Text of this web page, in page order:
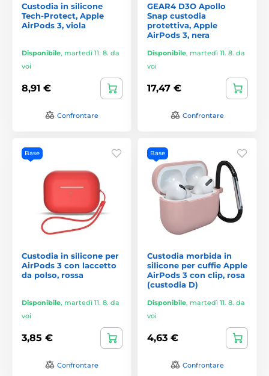
Custodia in silicone
Tech-Protect, Apple
AirPods 3, viola
Disponibile, martedì 11. 8. da
voi
8,91 €
Confrontare
GEAR4 D3O Apollo
Snap custodia
protettiva, Apple
AirPods 3, nera
Disponibile, martedì 11. 8. da
voi
17,47 €
Confrontare
Base
Custodia in silicone per
AirPods 3 con laccetto
da polso, rossa
Disponibile, martedì 11. 8. da
voi
3,85 €
Confrontare
Base
Custodia morbida in
silicone per cuffie Apple
AirPods 3 con clip, rosa
(custodia D)
Disponibile, martedì 11. 8. da
voi
4,63 €
Confrontare